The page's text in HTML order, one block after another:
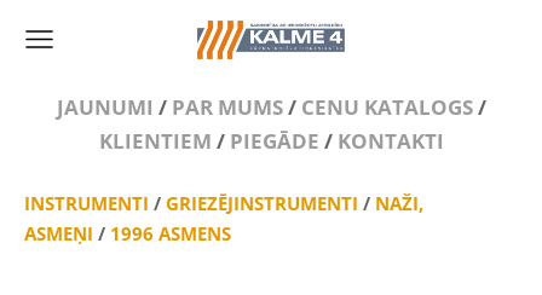
JAUNUMI / PAR MUMS/ CENU KATALOGS/
KLIENTIEM / PIEGĀDE / KONTAKTI
INSTRUMENTI / GRIEZĒJINSTRUMENTI / NAŽI,
ASMEŅI / 1996 ASMENS